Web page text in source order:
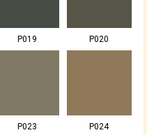
P019 P020
P023 P024